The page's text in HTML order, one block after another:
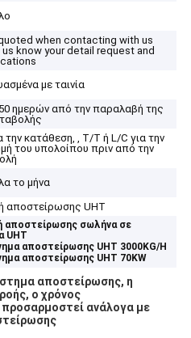
when contacting with us
know your detail request and
με ταινία
ημερών από την παραλαβή της
την κατάθεση, , T/T ή L/C για την
του υπολοίπου πριν από την
το μήνα
αποστείρωσης UHT
αποστείρωσης σωλήνα σε
UHT
αποστείρωσης UHT 3000KG/H
αποστείρωσης UHT 70KW
αποστείρωσης, η
ο χρόνος
ανάλογα με